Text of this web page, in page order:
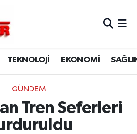
TEKNOLOJİ EKONOMİ
GÜNDEM
Tren Seferleri
Haritası
Durumu ve Fikstür